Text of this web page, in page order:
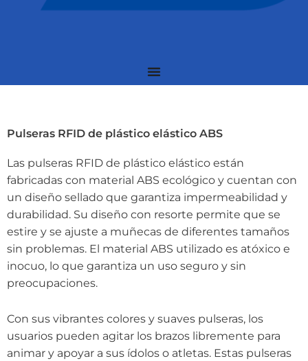
Pulseras RFID de plástico elástico ABS
Las pulseras RFID de plástico elástico están
fabricadas con material ABS ecológico y cuentan con
un diseño sellado que garantiza impermeabilidad y
durabilidad. Su diseño con resorte permite que se
estire y se ajuste a muñecas de diferentes tamaños
sin problemas. El material ABS utilizado es atóxico e
inocuo, lo que garantiza un uso seguro y sin
preocupaciones.
Con sus vibrantes colores y suaves pulseras, los
usuarios pueden agitar los brazos libremente para
animar y apoyar a sus ídolos o atletas. Estas pulseras